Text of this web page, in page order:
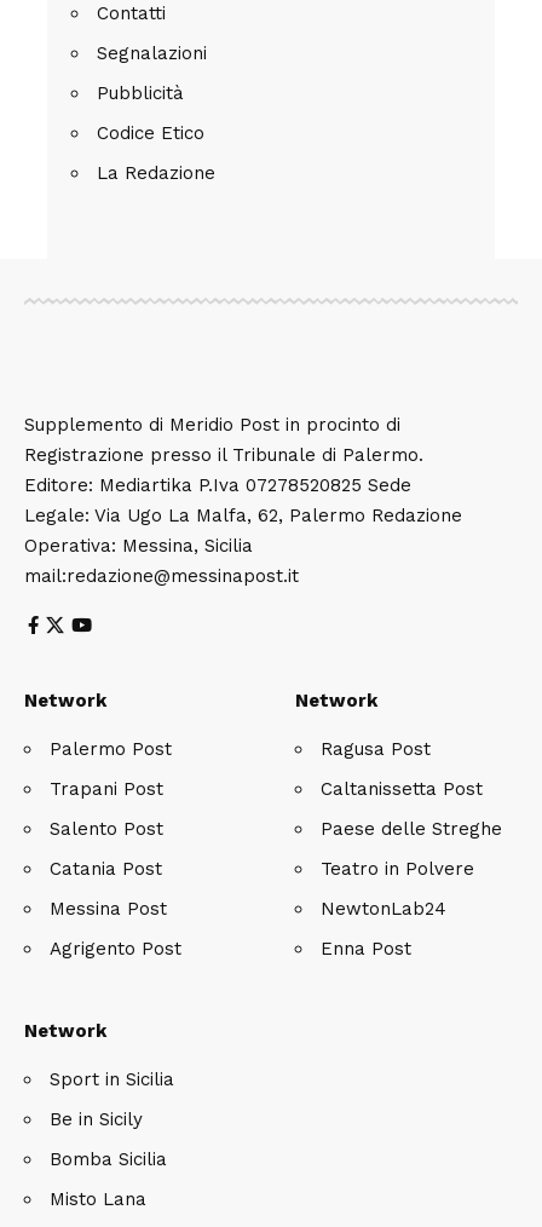
Contatti
Segnalazioni
Pubblicità
Codice Etico
La Redazione
Supplemento di Meridio Post in procinto di
Registrazione presso il Tribunale di Palermo.
Editore: Mediartika P.Iva 07278520825 Sede
Legale: Via Ugo La Malfa, 62, Palermo Redazione
Operativa: Messina, Sicilia
mail:redazione@messinapost.it
Network
Palermo Post
Trapani Post
Salento Post
Catania Post
Messina Post
Agrigento Post
Network
Ragusa Post
Caltanissetta Post
Paese delle Streghe
Teatro in Polvere
NewtonLab24
Enna Post
Network
Sport in Sicilia
Be in Sicily
Bomba Sicilia
Misto Lana